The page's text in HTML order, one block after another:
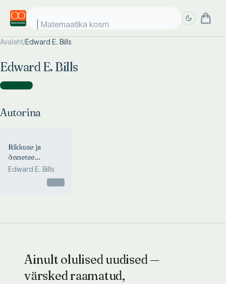
Matemaatika kosmo
Avaleht/Edward E. Bills
Edward E. Bills
Autorina )
Autorina
Rikkuse ja
õnnetee
saladused
Edward E. Bills
Ainult olulised uudised —
värsked raamatud,